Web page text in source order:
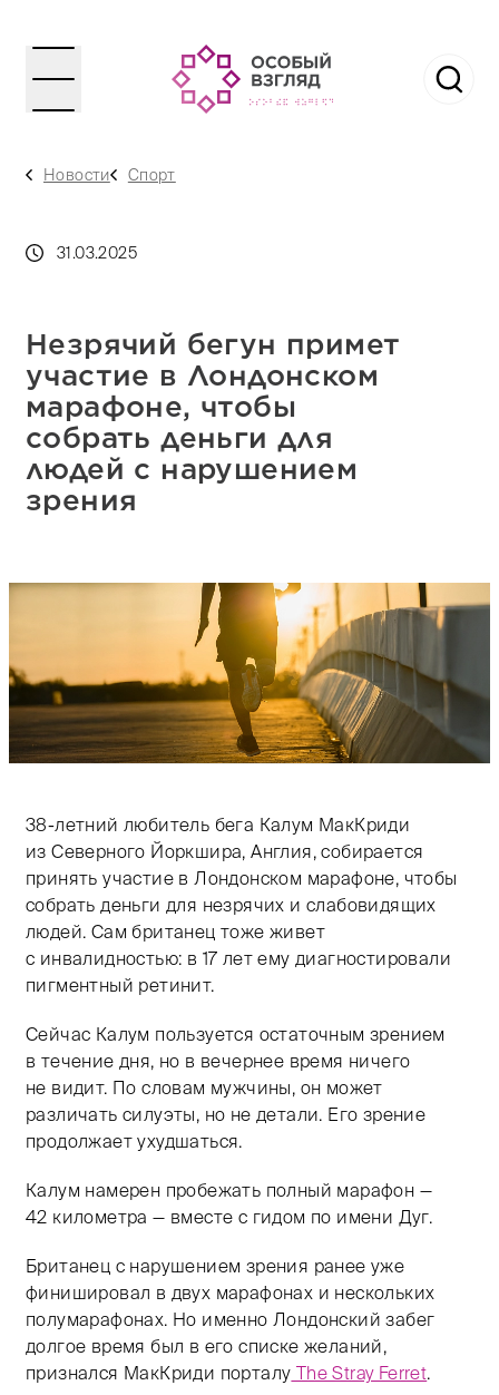
Новости Спорт
31.03.2025
Незрячий бегун примет
участие в Лондонском
марафоне, чтобы
собрать деньги для
людей с нарушением
зрения
Тифлокомментарий: цветная фотография. Мягкое
38-летний любитель бега Калум МакКриди
из Северного Йоркшира, Англия, собирается
принять участие в Лондонском марафоне, чтобы
собрать деньги для незрячих и слабовидящих
людей. Сам британец тоже живет
с инвалидностью: в 17 лет ему диагностировали
пигментный ретинит.
Сейчас Калум пользуется остаточным зрением
в течение дня, но в вечернее время ничего
не видит. По словам мужчины, он может
различать силуэты, но не детали. Его зрение
продолжает ухудшаться.
Калум намерен пробежать полный марафон —
42 километра — вместе с гидом по имени Дуг.
Британец с нарушением зрения ранее уже
финишировал в двух марафонах и нескольких
полумарафонах. Но именно Лондонский забег
долгое время был в его списке желаний,
признался МакКриди порталу The Stray Ferret.